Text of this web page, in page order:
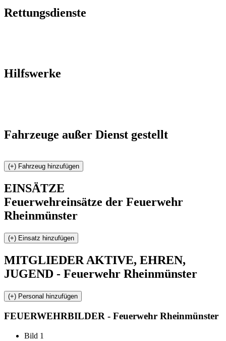
Rettungsdienste
Hilfswerke
Fahrzeuge außer Dienst gestellt
EINSÄTZE
Feuerwehreinsätze der Feuerwehr
Rheinmünster
MITGLIEDER AKTIVE, EHREN,
JUGEND - Feuerwehr Rheinmünster
FEUERWEHRBILDER - Feuerwehr Rheinmünster
Bild 1